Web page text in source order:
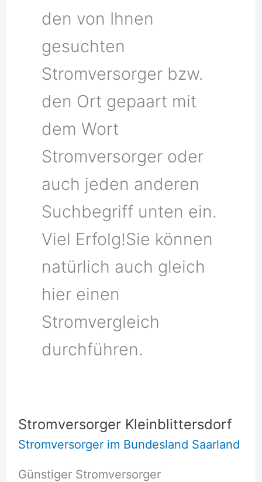
den von Ihnen
gesuchten
Stromversorger bzw.
den Ort gepaart mit
dem Wort
Stromversorger oder
auch jeden anderen
Suchbegriff unten ein.
Viel Erfolg!Sie können
natürlich auch gleich
hier einen
Stromvergleich
durchführen.
Stromversorger Kleinblittersdorf
Stromversorger im Bundesland Saarland
Günstiger Stromversorger